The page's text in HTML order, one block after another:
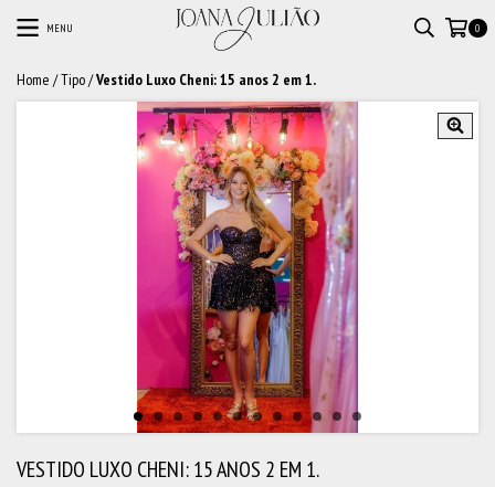
MENU 0
Home /Tipo/Vestido Luxo Cheni: 15 anos 2 em 1.
VESTIDO LUXO CHENI: 15 ANOS 2 EM 1.